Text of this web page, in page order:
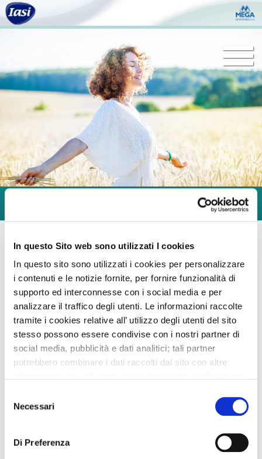
In questo Sito web sono utilizzati I cookies
In questo sito sono utilizzati i cookies per personalizzare
i contenuti e le notizie fornite, per fornire funzionalità di
supporto ed interconnesse con i social media e per
analizzare il traffico degli utenti. Le informazioni raccolte
tramite i cookies relative all’ utilizzo degli utenti del sito
stesso possono essere condivise con i nostri partner di
social media, pubblicità e dati analitici; tali partner
potrebbero combinare i dati raccolti dal sito con altre
utilizzato uno o più dei loro servizi.
delNecessari
Di Preferenza
Sani Lady Sensitive Normal
Pads for special uses
designed for light or moderate incontinence
and other special uses, such as post-partum
They have been designed for absorbency and
sensitive protection, and they are kind to the